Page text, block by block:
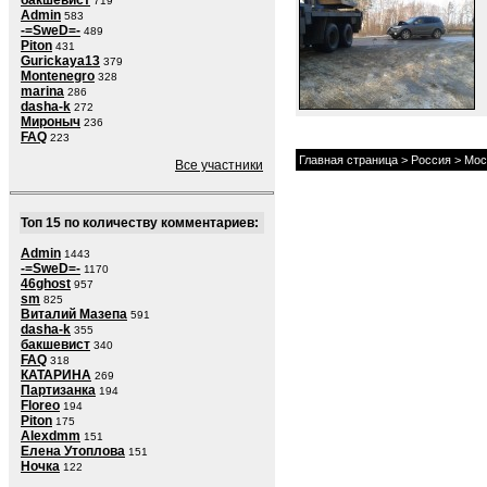
Admin 583
-=SweD=- 489
Piton 431
Gurickaya13 379
Montenegro 328
marina 286
dasha-k 272
Мироныч 236
FAQ 223
Все участники
Топ 15 по количеству комментариев:
Admin 1443
-=SweD=- 1170
46ghost 957
sm 825
Виталий Мазепа 591
dasha-k 355
бакшевист 340
FAQ 318
КАТАРИНА 269
Партизанка 194
Floreo 194
Piton 175
Alexdmm 151
Елена Утоплова 151
Ночка 122
Главная страница > Россия >